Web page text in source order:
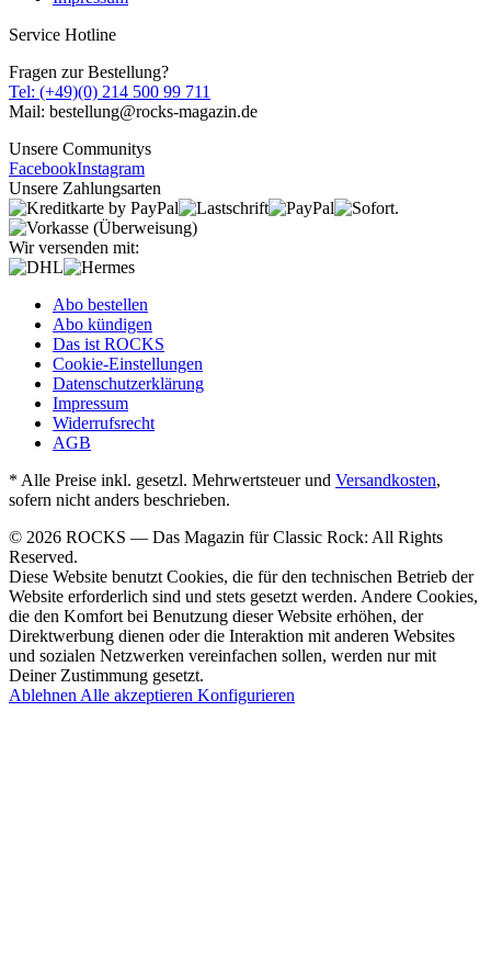
Service Hotline
Fragen zur Bestellung?
Tel: (+49)(0) 214 500 99 711
Mail: bestellung@rocks-magazin.de
Unsere Communitys
FacebookInstagram
Unsere Zahlungsarten
Wir versenden mit:
Abo bestellen
Abo kündigen
Das ist ROCKS
Cookie-Einstellungen
Datenschutzerklärung
Impressum
Widerrufsrecht
AGB
* Alle Preise inkl. gesetzl. Mehrwertsteuer und Versandkosten,
sofern nicht anders beschrieben.
© 2026 ROCKS — Das Magazin für Classic Rock: All Rights
Reserved.
Diese Website benutzt Cookies, die für den technischen Betrieb der
Website erforderlich sind und stets gesetzt werden. Andere Cookies,
die den Komfort bei Benutzung dieser Website erhöhen, der
Direktwerbung dienen oder die Interaktion mit anderen Websites
und sozialen Netzwerken vereinfachen sollen, werden nur mit
Deiner Zustimmung gesetzt.
Ablehnen Alle akzeptieren Konfigurieren